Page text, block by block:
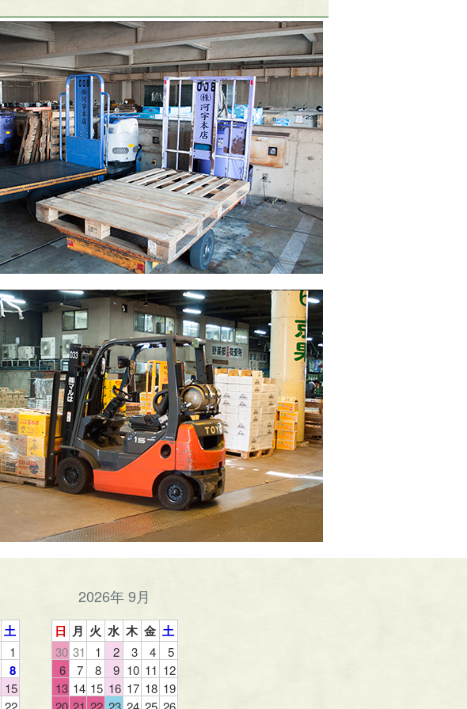
土
1
8
15
2026年 9月
日 月 火 水 木 金 土
30 31 1 2 3 4
5
6
7 8 9 10 11 12
13 14 15 16 17 18 19